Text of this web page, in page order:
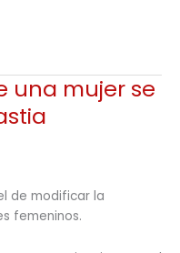
una mujer se
de modificar la
femeninos.